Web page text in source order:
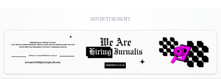
ADVERTISEMENT